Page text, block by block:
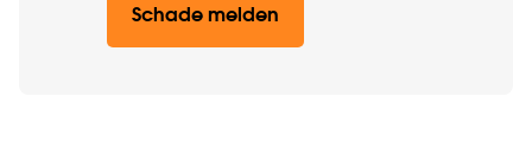
Schade melden